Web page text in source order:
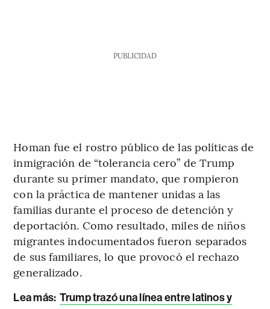
PUBLICIDAD
Homan fue el rostro público de las políticas de
inmigración de “tolerancia cero” de Trump
durante su primer mandato, que rompieron
con la práctica de mantener unidas a las
familias durante el proceso de detención y
deportación. Como resultado, miles de niños
migrantes indocumentados fueron separados
de sus familiares, lo que provocó el rechazo
generalizado.
Lea más: Trump trazó una línea entre latinos y